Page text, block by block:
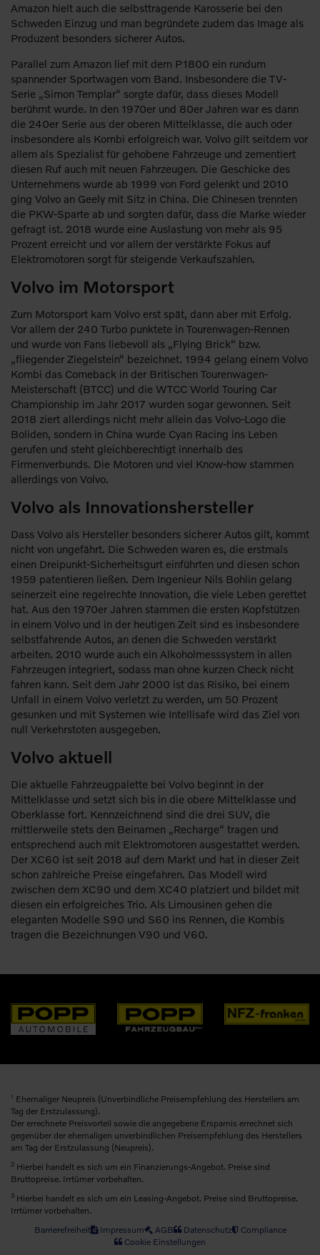
Amazon hielt auch die selbsttragende Karosserie bei den
Schweden Einzug und man begründete zudem das Image als
Produzent besonders sicherer Autos.
Parallel zum Amazon lief mit dem P1800 ein rundum
spannender Sportwagen vom Band. Insbesondere die TV-
Serie „Simon Templar“ sorgte dafür, dass dieses Modell
berühmt wurde. In den 1970er und 80er Jahren war es dann
die 240er Serie aus der oberen Mittelklasse, die auch oder
insbesondere als Kombi erfolgreich war. Volvo gilt seitdem vor
allem als Spezialist für gehobene Fahrzeuge und zementiert
diesen Ruf auch mit neuen Fahrzeugen. Die Geschicke des
Unternehmens wurde ab 1999 von Ford gelenkt und 2010
ging Volvo an Geely mit Sitz in China. Die Chinesen trennten
die PKW-Sparte ab und sorgten dafür, dass die Marke wieder
gefragt ist. 2018 wurde eine Auslastung von mehr als 95
Prozent erreicht und vor allem der verstärkte Fokus auf
Elektromotoren sorgt für steigende Verkaufszahlen.
Volvo im Motorsport
Zum Motorsport kam Volvo erst spät, dann aber mit Erfolg.
Vor allem der 240 Turbo punktete in Tourenwagen-Rennen
und wurde von Fans liebevoll als „Flying Brick“ bzw.
„fliegender Ziegelstein“ bezeichnet. 1994 gelang einem Volvo
Kombi das Comeback in der Britischen Tourenwagen-
Meisterschaft (BTCC) und die WTCC World Touring Car
Championship im Jahr 2017 wurden sogar gewonnen. Seit
2018 ziert allerdings nicht mehr allein das Volvo-Logo die
Boliden, sondern in China wurde Cyan Racing ins Leben
gerufen und steht gleichberechtigt innerhalb des
Firmenverbunds. Die Motoren und viel Know-how stammen
allerdings von Volvo.
Volvo als Innovationshersteller
Dass Volvo als Hersteller besonders sicherer Autos gilt, kommt
nicht von ungefährt. Die Schweden waren es, die erstmals
einen Dreipunkt-Sicherheitsgurt einführten und diesen schon
1959 patentieren ließen. Dem Ingenieur Nils Bohlin gelang
seinerzeit eine regelrechte Innovation, die viele Leben gerettet
hat. Aus den 1970er Jahren stammen die ersten Kopfstützen
in einem Volvo und in der heutigen Zeit sind es insbesondere
selbstfahrende Autos, an denen die Schweden verstärkt
arbeiten. 2010 wurde auch ein Alkoholmesssystem in allen
Fahrzeugen integriert, sodass man ohne kurzen Check nicht
fahren kann. Seit dem Jahr 2000 ist das Risiko, bei einem
Unfall in einem Volvo verletzt zu werden, um 50 Prozent
gesunken und mit Systemen wie Intellisafe wird das Ziel von
null Verkehrstoten ausgegeben.
Volvo aktuell
Die aktuelle Fahrzeugpalette bei Volvo beginnt in der
Mittelklasse und setzt sich bis in die obere Mittelklasse und
Oberklasse fort. Kennzeichnend sind die drei SUV, die
mittlerweile stets den Beinamen „Recharge“ tragen und
entsprechend auch mit Elektromotoren ausgestattet werden.
Der XC60 ist seit 2018 auf dem Markt und hat in dieser Zeit
schon zahlreiche Preise eingefahren. Das Modell wird
zwischen dem XC90 und dem XC40 platziert und bildet mit
diesen ein erfolgreiches Trio. Als Limousinen gehen die
eleganten Modelle S90 und S60 ins Rennen, die Kombis
tragen die Bezeichnungen V90 und V60.
1 Ehemaliger Neupreis (Unverbindliche Preisempfehlung des Herstellers am
Tag der Erstzulassung).
Der errechnete Preisvorteil sowie die angegebene Ersparnis errechnet sich
gegenüber der ehemaligen unverbindlichen Preisempfehlung des Herstellers
am Tag der Erstzulassung (Neupreis).
2 Hierbei handelt es sich um ein Finanzierungs-Angebot. Preise sind
Bruttopreise. Irrtümer vorbehalten.
3 Hierbei handelt es sich um ein Leasing-Angebot. Preise sind Bruttopreise.
Irrtümer vorbehalten.
Barrierefreiheit
Impressum AGB Datenschutz
Compliance
Cookie Einstellungen